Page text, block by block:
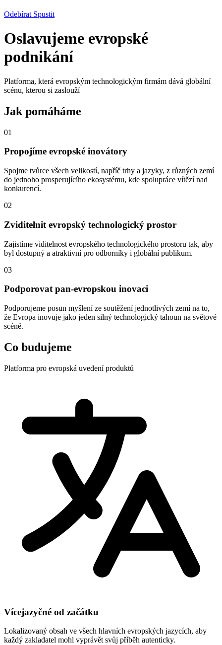
Odebírat Spustit
Oslavujeme evropské
podnikání
Platforma, která evropským technologickým firmám dává globální
scénu, kterou si zaslouží
Jak pomáháme
01
Propojíme evropské inovátory
Spojme tvůrce všech velikostí, napříč trhy a jazyky, z různých zemí
do jednoho prosperujícího ekosystému, kde spolupráce vítězí nad
konkurencí.
02
Zviditelnit evropský technologický prostor
Zajistíme viditelnost evropského technologického prostoru tak, aby
byl dostupný a atraktivní pro odborníky i globální publikum.
03
Podporovat pan-evropskou inovaci
Podporujeme posun myšlení ze soutěžení jednotlivých zemí na to,
že Evropa inovuje jako jeden silný technologický tahoun na světové
scéně.
Co budujeme
Platforma pro evropská uvedení produktů
Vícejazyčné od začátku
Lokalizovaný obsah ve všech hlavních evropských jazycích, aby
každý zakladatel mohl vyprávět svůj příběh autenticky.